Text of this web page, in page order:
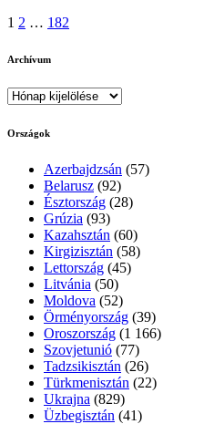
Bejegyzések
lapozása
1 2 … 182
Archívum
Archívum
Országok
Azerbajdzsán (57)
Belarusz (92)
Észtország (28)
Grúzia (93)
Kazahsztán (60)
Kirgizisztán (58)
Lettország (45)
Litvánia (50)
Moldova (52)
Örményország (39)
Oroszország (1 166)
Szovjetunió (77)
Tadzsikisztán (26)
Türkmenisztán (22)
Ukrajna (829)
Üzbegisztán (41)